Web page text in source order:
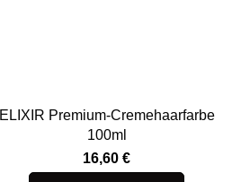
ELIXIR Premium-Cremehaarfarbe
100ml
16,60€